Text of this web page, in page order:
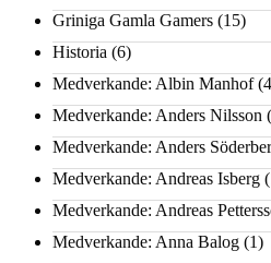
Griniga Gamla Gamers (15)
Historia (6)
Medverkande: Albin Manhof
Medverkande: Anders Nilsson
Medverkande: Anders
Medverkande: Andreas Isberg
Medverkande: Andreas
Medverkande: Anna Balog (1)